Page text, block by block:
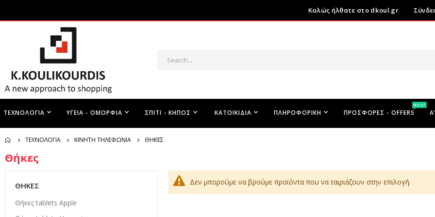
Καλώς ήλθατε στο dkoul.gr
ΚΑΤΟΙΚΊΔΙΑ
ΤΕΧΝΟΛΟΓΊΑ ΥΓΕΊΑ - ΟΜΟΡΦΙΆ ΠΛΗΡΟΦΟΡΙΚΉ
ΣΠΊΤΙ - ΚΉΠΟΣ ΠΡΟΣΦΟΡΕΣ - OFFERS
ΝΕΟ!
ΤΕΧΝΟΛΟΓΊΑ ΚΙΝΗΤΉ ΤΗΛΕΦΩΝΊΑ ΘΉΚΕΣ
Θήκες
Δεν μπορούμε να βρούμε προϊόντα που να ταιριάζουν στην επιλογή.
ΘΉΚΕΣ
Θήκες tablets Apple